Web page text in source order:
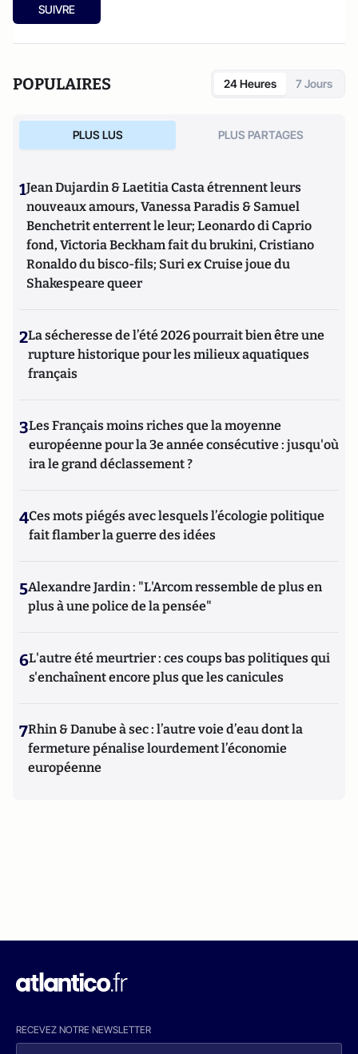
SUIVRE
POPULAIRES 24 Heures 7 Jours
PLUS LUS PLUS PARTAGES
1Jean Dujardin & Laetitia Casta étrennent leurs
nouveaux amours, Vanessa Paradis & Samuel
Benchetrit enterrent le leur; Leonardo di Caprio
fond, Victoria Beckham fait du brukini, Cristiano
Ronaldo du bisco-fils; Suri ex Cruise joue du
Shakespeare queer
2La sécheresse de l’été 2026 pourrait bien être une
rupture historique pour les milieux aquatiques
français
3Les Français moins riches que la moyenne
européenne pour la 3e année consécutive : jusqu'où
ira le grand déclassement ?
4Ces mots piégés avec lesquels l’écologie politique
fait flamber la guerre des idées
5Alexandre Jardin : "L'Arcom ressemble de plus en
plus à une police de la pensée"
6L'autre été meurtrier : ces coups bas politiques qui
s'enchaînent encore plus que les canicules
7Rhin & Danube à sec : l’autre voie d’eau dont la
fermeture pénalise lourdement l’économie
européenne
RECEVEZ NOTRE NEWSLETTER